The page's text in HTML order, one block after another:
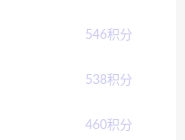
546积分
538积分
460积分